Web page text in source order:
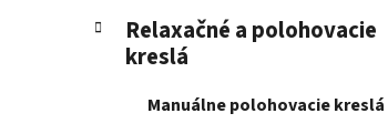
n
e
Relaxačné a polohovacie
kreslá
Manuálne polohovacie kreslá